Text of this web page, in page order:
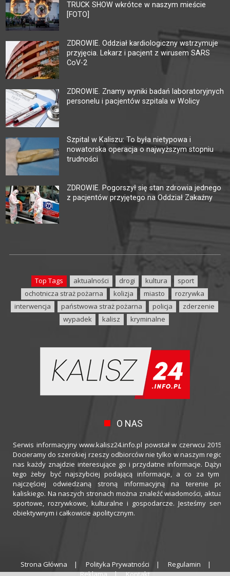
TRUCK SHOW wkrótce w naszym mieście
[FOTO]
ZDROWIE. Oddział kardiologiczny wstrzymuje
przyjęcia. Lekarz i pacjent z wirusem SARS
CoV-2
ZDROWIE. Znamy wyniki badań laboratoryjnych
personelu i pacjentów szpitala w Wolicy
Szpital w Kaliszu: To była nietypowa i
nowatorska operacja o najwyższym stopniu
trudności
ZDROWIE. Pogorszył się stan zdrowia jednego
z pacjentów przyjętego na Oddział Zakaźny
Top Tags aktualności drogi kultura
sport
ochotnicza straż pożarna
kolizja miasto
rozrywka
interwencja
państwowa straż pożarna policja
zderzenie
wypadek
kalisz kryminalne
O NAS
Serwis informacyjny www.kalisz24.info.pl powstał w czerwcu 2015
Docieramy do szerokiej rzeszy odbiorców nie tylko w naszym
nas każdy znajdzie interesujące go i przydatne informacje.
tego żeby być najszybciej podającą informacje, a co za tym
najczęściej odwiedzaną stroną informacyjną na terenie
kaliskiego. Na naszych stronach można znaleźć wiadomości,
sportowe, rozrywkowe, kulturalne i gospodarcze. Jesteśmy
obiektywnym i całkowicie apolitycznym.
Strona Główna Polityka Prywatności
Regulamin
Reklama
Kontakt